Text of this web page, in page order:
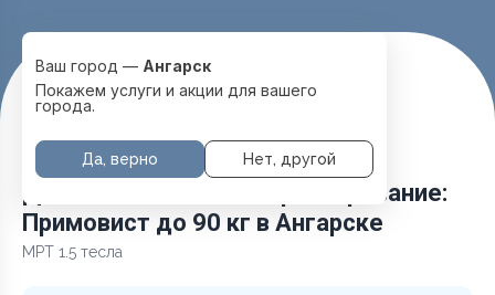
Ваш город — Ангарск
Покажем услуги и акции для вашего
города.
Да, верно Нет, другой
Главная Услуги и цены
Дополнительное контрастирование: Примовист до 90 кг
Дополнительное контрастирование:
Примовист до 90 кг в Ангарске
МРТ 1.5 тесла